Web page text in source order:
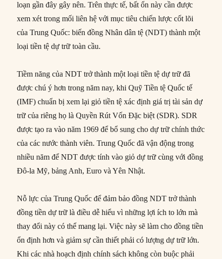
loạn gần đây gây nên. Trên thực tế, bất ổn này cần được
xem xét trong mối liên hệ với mục tiêu chiến lược cốt lõi
của Trung Quốc: biến đồng Nhân dân tệ (NDT) thành một
loại tiền tệ dự trữ toàn cầu.
Tiềm năng của NDT trở thành một loại tiền tệ dự trữ đã
được chú ý hơn trong năm nay, khi Quỹ Tiền tệ Quốc tế
(IMF) chuẩn bị xem lại giỏ tiền tệ xác định giá trị tài sản dự
trữ của riêng họ là Quyền Rút Vốn Đặc biệt (SDR). SDR
được tạo ra vào năm 1969 để bổ sung cho dự trữ chính thức
của các nước thành viên. Trung Quốc đã vận động trong
nhiều năm để NDT được tính vào giỏ dự trữ cùng với đồng
Đô-la Mỹ, bảng Anh, Euro và Yên Nhật.
Nỗ lực của Trung Quốc để đảm bảo đồng NDT trở thành
đồng tiền dự trữ là điều dễ hiểu vì những lợi ích to lớn mà
thay đổi này có thể mang lại. Việc này sẽ làm cho đồng tiền
ổn định hơn và giảm sự cần thiết phải có lượng dự trữ lớn.
Khi các nhà hoạch định chính sách không còn buộc phải